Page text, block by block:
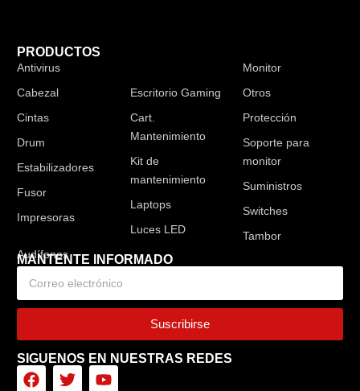
PRODUCTOS
Antivirus
Cabezal
Cintas
Drum
Estabilizadores
Fusor
Impresoras
Escritorio Gaming
Cart.
Mantenimiento
Kit de
mantenimiento
Laptops
Luces LED
Monitor
Otros
Protección
Soporte para
monitor
Suministros
Switches
Tambor
MANTENTE INFORMADO
Suscribirse
SIGUENOS EN NUESTRAS REDES